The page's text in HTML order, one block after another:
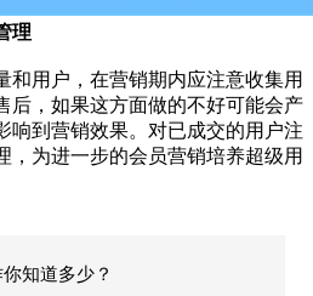
理
用户，在营销期内应注意收集用
后，如果这方面做的不好可能会产
响到营销效果。对已成交的用户注
，为进一步的会员营销培养超级用
知道多少？